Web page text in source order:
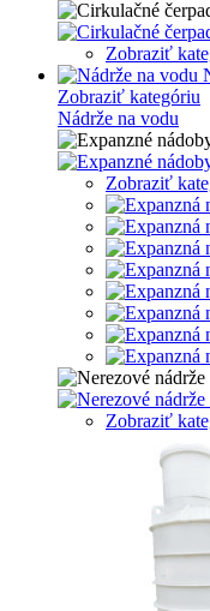
Zobraziť
Zobraziť kategóriu
Nádrže na vodu
Zobraziť
Zobraziť